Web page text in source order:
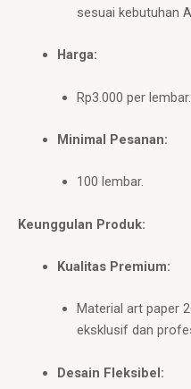
sesuai kebutuhan
Harga:
Rp3.000 per lembar.
Minimal Pesanan:
100 lembar.
Keunggulan Produk:
Kualitas Premium:
Material art paper
eksklusif dan
Desain Fleksibel: